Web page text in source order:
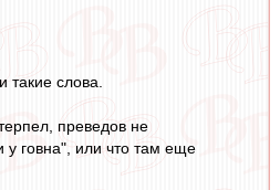
слова.
преведов не
у говна", или что там еще